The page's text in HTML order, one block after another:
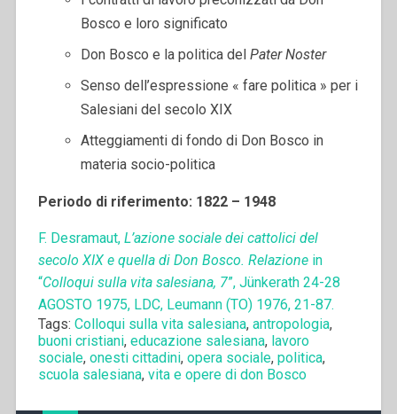
Bosco e loro significato
Don Bosco e la politica del Pater Noster
Senso dell’espressione « fare politica » per i
Salesiani del secolo XIX
Atteggiamenti di fondo di Don Bosco in
materia socio-politica
Periodo di riferimento: 1822 – 1948
F. Desramaut, L’azione sociale dei cattolici del
secolo XIX e quella di Don Bosco. Relazionein
“Colloqui sulla vita salesiana, 7”, Jünkerath 24-28
AGOSTO 1975, LDC, Leumann (TO) 1976, 21-87.
Tags: Colloqui sulla vita salesiana, antropologia,
buoni cristiani, educazione salesiana, lavoro
sociale, onesti cittadini, opera sociale, politica,
scuola salesiana, vita e opere di don Bosco